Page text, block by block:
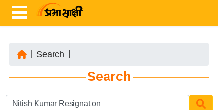
ज़ा
ख
Search
Search